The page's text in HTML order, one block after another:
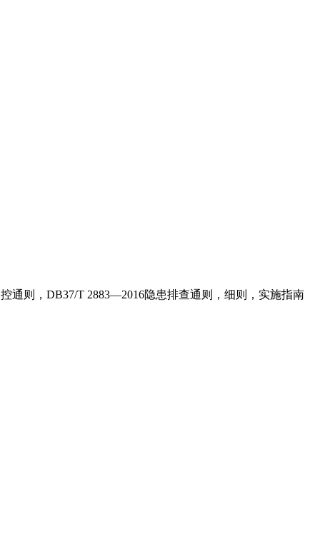
通则，DB37/T 2883—2016隐患排查通则，细则，实施指南